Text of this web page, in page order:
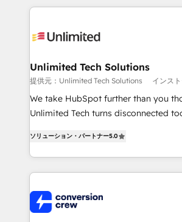
organization. We’re a unique blend of deep HubSpot
operational know-how. We know that
solutions. Instead, we dive in to
needs, goals, and challenges to
fit like a glove. We’re committed to being both
highly effective and fun to work with.
relationships. Your success is our
all in this together! From startup to enterprise, we’ll
what matters most: growing your
wowing your customers. Let’s make HubSpot work
Unlimited Tech Solutions
提供元：Unlimited Tech Solutions インス
We take HubSpot further than you
Unlimited Tech turns disconnected
engine. We combine RevOps strategy
technical execution to help teams
cleaner data, smarter automation,
Implementation & Migration · Native
Integrations · Custom Development · CPQ & FSM ·
ソリューション・パートナー5.0